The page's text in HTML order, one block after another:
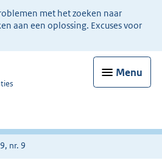
met het zoeken naar
aan een oplossing. Excuses voor
Menu
nr. 9